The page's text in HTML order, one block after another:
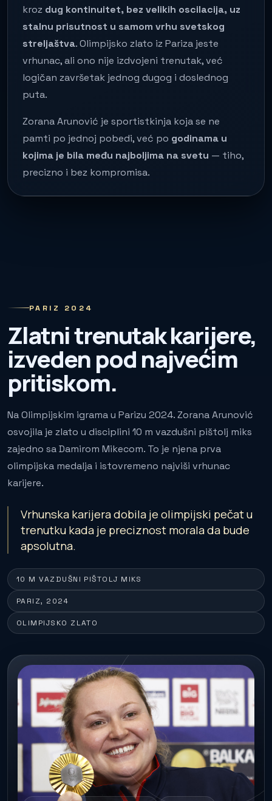
kroz dug kontinuitet, bez velikih oscilacija, uz
stalnu prisutnost u samom vrhu svetskog
streljaštva. Olimpijsko zlato iz Pariza jeste
vrhunac, ali ono nije izdvojeni trenutak, već
logičan završetak jednog dugog i doslednog
puta.
Zorana Arunović je sportistkinja koja se ne
pamti po jednoj pobedi, već po godinama u
kojima je bila među najboljima na svetu — tiho,
precizno i bez kompromisa.
PARIZ 2024
Zlatni trenutak karijere,
izveden pod najvećim
pritiskom.
Na Olimpijskim igrama u Parizu 2024. Zorana Arunović
osvojila je zlato u disciplini 10 m vazdušni pištolj miks
zajedno saDamirom Mikecom. To je njena prva
olimpijska medalja i istovremeno najviši vrhunac
karijere.
Vrhunska karijera dobila je olimpijski pečat u
trenutku kada je preciznost morala da bude
apsolutna.
10 M VAZDUŠNI PIŠTOLJ MIKS
PARIZ, 2024
OLIMPIJSKO ZLATO